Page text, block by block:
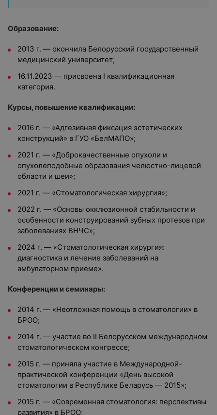
Образование:
2013 г. — окончила Белорусский государственный
медицинский университет;
16.11.2023 — присвоена I квалификационная
категория.
Курсы, повышение квалификации:
2016 г. — «Адгезивная фиксация эстетических
конструкций» в ГУО «БелМАПО»;
2021 г. — «Доброкачественные опухоли и
опухолеподобные образования челюстно-лицевой
области и шеи»;
2021 г. — «Стоматологическая хирургия»;
2022 г. — «Основы окклюзионной стабильности и
особенности конструирований зубных протезов при
заболеваниях ВНЧС»;
2024 г. — «Стоматологическая хирургия:
диагностика и лечение заболеваний на
амбулаторном приеме».
Конференции и семинары:
2014 г. — «Неотложная помощь в стоматологии» в
БРОО;
2014 г. — участие во II Белорусском международном
стоматологическом конгрессе;
2015 г. — приняла участие в Международной-
практической конференции «День высокой
стоматологии в Республике Беларусь — 2015»;
2015 г. — «Современная стоматология: перспективы
развития» в БРОО;